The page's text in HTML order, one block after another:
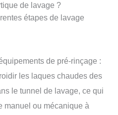
de lavage ?
étapes de lavage
équipements de pré-rinçage :
les laques chaudes des
le tunnel de lavage, ce qui
manuel ou mécanique à